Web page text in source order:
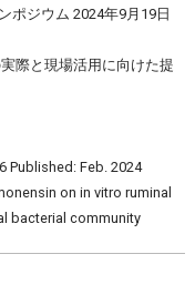
ポジウム 2024年9月19日
際と現場活用に向けた提
Published: Feb. 2024
on in vitro ruminal
bacterial community